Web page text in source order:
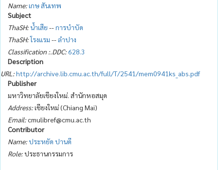
Name:เกษ สันเทพ
Subject
ThaSH:น้ำเสีย --การบำบัด
ThaSH:โรงแรม --ลำปาง
Classification :.DDC:628.3
Description
URL:http://archive.lib.cmu.ac.th/full/T/2541/mem0941ks_abs.pdf
Publisher
มหาวิทยาลัยเชียงใหม่. สำนักหอสมุด
Address:เชียงใหม่ (Chiang Mai)
Email:cmulibref@cmu.ac.th
Contributor
Name:ประหยัด ปานดี
Role:ประธานกรรมการ